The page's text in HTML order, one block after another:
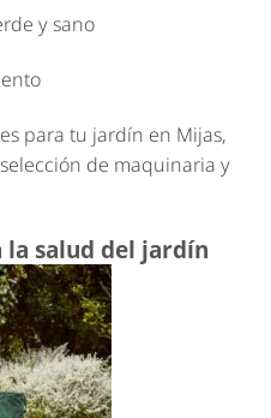
y sano
para tu jardín en Mijas,
de maquinaria y
salud del jardín